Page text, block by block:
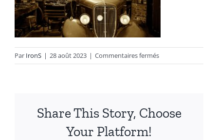
Devis
Français
Par IronS | 28 août 2023 | Commentaires ferméssur
restauration
Share This Story, Choose
Your Platform!